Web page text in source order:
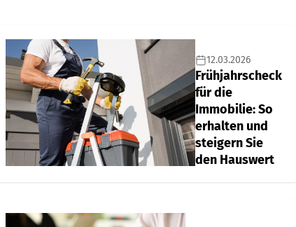
12.03.2026
Frühjahrscheck
für die
Immobilie: So
erhalten und
steigern Sie
den Hauswert